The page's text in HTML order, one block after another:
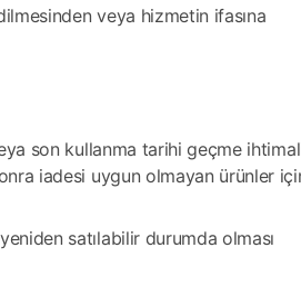
veya hizmetin ifasına
son kullanma tarihi geçme
iadesi uygun olmayan ürünler
satılabilir durumda olması